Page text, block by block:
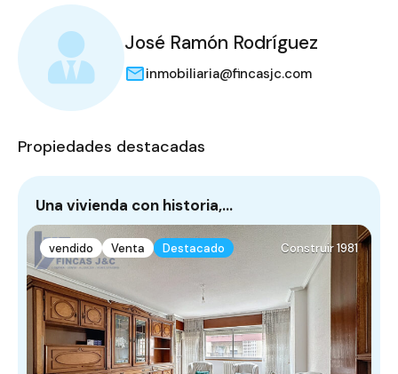
José Ramón Rodríguez
inmobiliaria@fincasjc.com
Propiedades destacadas
Una vivienda con historia,…
vendido Venta Destacado Construir 1981